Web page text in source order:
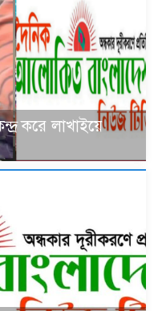
করে লাখাইয়ে